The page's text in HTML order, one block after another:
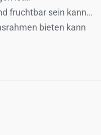
fruchtbar sein kann…
bieten kann